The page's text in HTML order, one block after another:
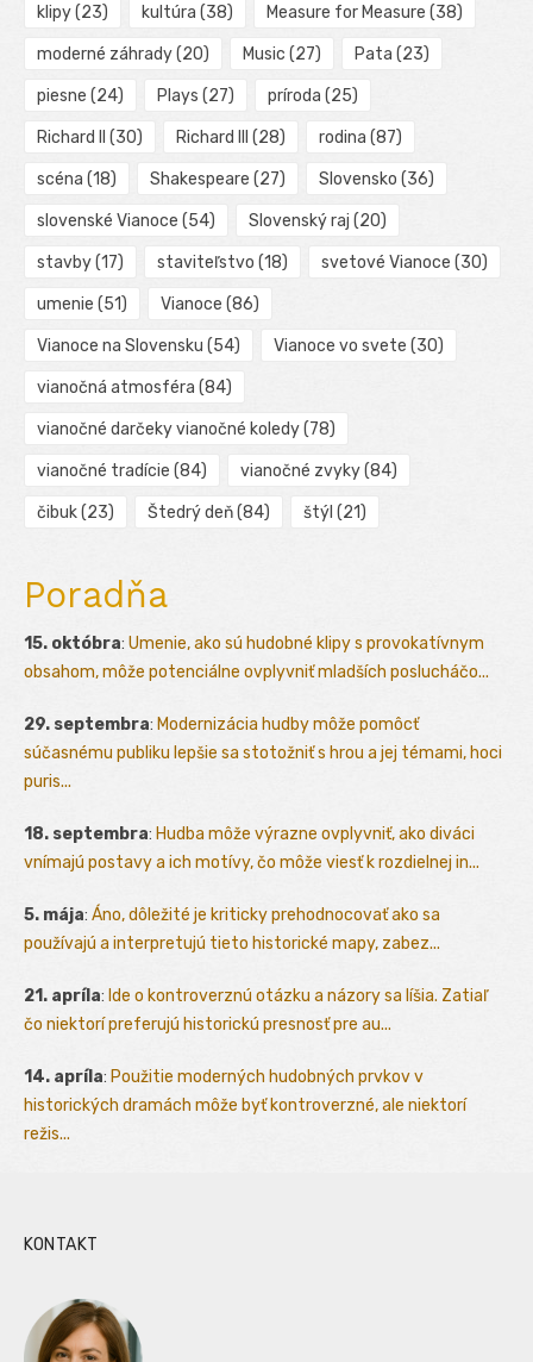
klipy(23) kultúra (38) Measure for Measure (38)
moderné záhrady(20) Music (27) Pata (23)
piesne (24) Plays (27) príroda (25)
Richard II (30) Richard III (28) rodina (87)
scéna (18) Shakespeare (27) Slovensko (36)
slovenské Vianoce (54) Slovenský raj (20)
stavby(17) staviteľstvo (18) svetové Vianoce (30)
umenie (51) Vianoce (86)
Vianoce na Slovensku (54) Vianoce vo svete (30)
vianočná atmosféra (84)
vianočné darčeky vianočné koledy(78)
vianočné tradície (84) vianočné zvyky(84)
čibuk(23) Štedrý deň(84) štýl (21)
Poradňa
15. októbra: Umenie, ako sú hudobné klipy s provokatívnym
obsahom, môže potenciálne ovplyvniť mladších poslucháčo...
29. septembra: Modernizácia hudby môže pomôcť
súčasnému publiku lepšie sa stotožniť s hrou a jej témami, hoci
puris...
18. septembra: Hudba môže výrazne ovplyvniť, ako diváci
vnímajú postavy a ich motívy, čo môže viesť k rozdielnej in...
5. mája: Áno, dôležité je kriticky prehodnocovať ako sa
používajú a interpretujú tieto historické mapy, zabez...
21. apríla: Ide o kontroverznú otázku a názory sa líšia. Zatiaľ
čo niektorí preferujú historickú presnosť pre au...
14. apríla: Použitie moderných hudobných prvkov v
historických dramách môže byť kontroverzné, ale niektorí
režis...
KONTAKT